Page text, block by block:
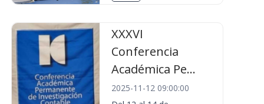
XXXVI
Conferencia
Académica Pe...
2025-11-12 09:00:00